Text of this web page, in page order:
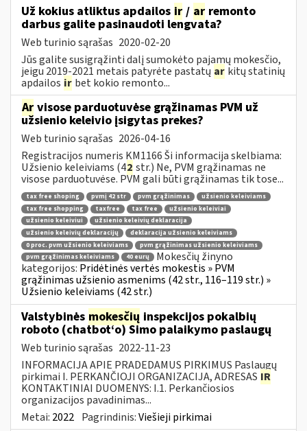
Už kokius atliktus apdailos ir / ar remonto
darbus galite pasinaudoti lengvata?
Web turinio sąrašas 2020-02-20
Jūs galite susigrąžinti dalį sumokėto pajamų mokesčio,
jeigu 2019-2021 metais patyrėte pastatų ar kitų statinių
apdailos ir bet kokio remonto...
Ar visose parduotuvėse grąžinamas PVM už
užsienio keleivio įsigytas prekes?
Web turinio sąrašas 2026-04-16
Registracijos numeris KM1166 Ši informacija skelbiama:
Užsienio keleiviams (42 str.) Ne, PVM grąžinamas ne
visose parduotuvėse. PVM gali būti grąžinamas tik tose...
tax free shoping pvmį 42 str pvm grąžinimas
užsienio keleiviams
tax free shopping
taxfree tax free
užsienio keleiviai
užsienio keleiviui
užsienio keleivių deklaracija
užsienio keleivių deklaracijų
deklaracija užsienio keleiviams
0 proc. pvm užsienio keleiviams
pvm grąžinimas užsienio keleiviams
pvm grąžinimas keleiviams
40 eurų
Mokesčių žinyno
kategorijos: Pridėtinės vertės mokestis » PVM
grąžinimas užsienio asmenims (42 str., 116–119 str.) »
Užsienio keleiviams (42 str.)
Valstybinės mokesčių inspekcijos pokalbių
roboto (chatbot‘o) Simo palaikymo paslaugų
Web turinio sąrašas 2022-11-23
INFORMACIJA APIE PRADEDAMUS PIRKIMUS Paslaugų
pirkimai I. PERKANČIOJI ORGANIZACIJA, ADRESAS IR
KONTAKTINIAI DUOMENYS: I.1. Perkančiosios
organizacijos pavadinimas...
Metai: 2022 Pagrindinis:Viešieji pirkimai